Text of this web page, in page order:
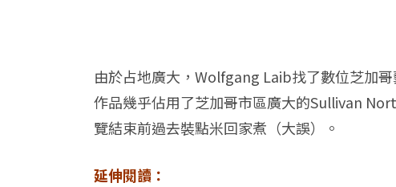
由於占地廣大，Wolfgang Laib找了數位芝加
作品幾乎佔用了芝加哥市區廣大的Sullivan
覽結束前過去裝點米回家煮（大誤）。
延伸閱讀：